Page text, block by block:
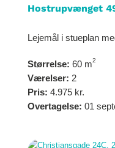
Hostrupvænget
Lejemål i stueplan
Størrelse: 60 m2
Værelser: 2
Pris: 4.975 kr.
Overtagelse: 01